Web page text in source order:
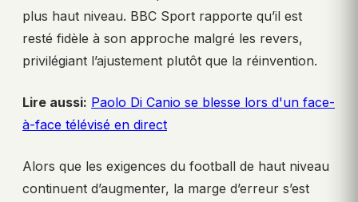
plus haut niveau. BBC Sport rapporte qu’il est
resté fidèle à son approche malgré les revers,
privilégiant l’ajustement plutôt que la réinvention.
Lire aussi: Paolo Di Canio se blesse lors d'un face-
à-face télévisé en direct
Alors que les exigences du football de haut niveau
continuent d’augmenter, la marge d’erreur s’est